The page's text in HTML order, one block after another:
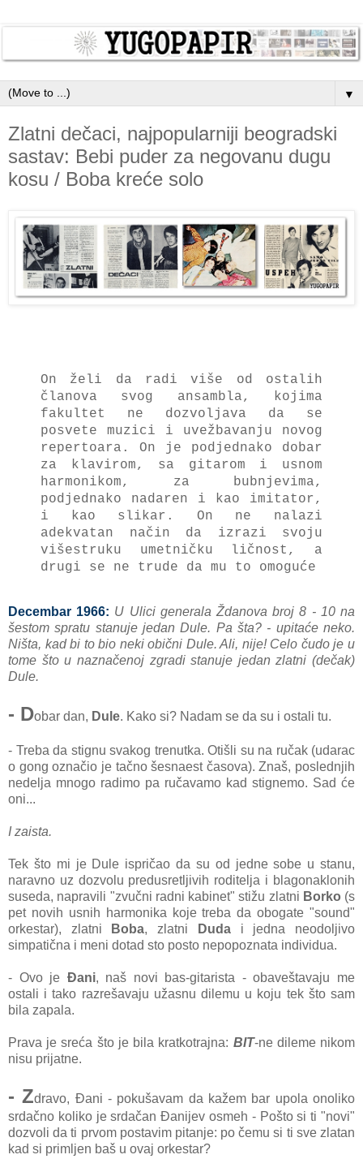
▼
Zlatni dečaci, najpopularniji beogradski
sastav: Bebi puder za negovanu dugu
kosu / Boba kreće solo
On želi da radi više od ostalih
članova svog ansambla, kojima
fakultet ne dozvoljava da se
posvete muzici i uvežbavanju novog
repertoara. On je podjednako dobar
za klavirom, sa gitarom i usnom
harmonikom, za bubnjevima,
podjednako nadaren i kao imitator,
i kao slikar. On ne nalazi
adekvatan način da izrazi svoju
višestruku umetničku ličnost, a
drugi se ne trude da mu to omoguće
Decembar 1966: U Ulici generala Ždanova broj 8 - 10 na
šestom spratu stanuje jedan Dule. Pa šta? - upitaće neko.
Ništa, kad bi to bio neki obični Dule. Ali, nije! Celo čudo je u
tome što u naznačenoj zgradi stanuje jedan zlatni (dečak)
Dule.
- Dobar dan, Dule. Kako si? Nadam se da su i ostali tu.
- Treba da stignu svakog trenutka. Otišli su na ručak (udarac
o gong označio je tačno šesnaest časova). Znaš, poslednjih
nedelja mnogo radimo pa ručavamo kad stignemo. Sad će
oni...
I zaista.
Tek što mi je Dule ispričao da su od jedne sobe u stanu,
naravno uz dozvolu predusretljivih roditelja i blagonaklonih
suseda, napravili "zvučni radni kabinet" stižu zlatni Borko (s
pet novih usnih harmonika koje treba da obogate "sound"
orkestar), zlatni
Boba, zlatni Dudai jedna neodoljivo
simpatična i meni dotad sto posto nepopoznata individua.
- Ovo je Đani, naš novi bas-gitarista - obaveštavaju me
ostali i tako razrešavaju užasnu dilemu u koju tek što sam
bila zapala.
Prava je sreća što je bila kratkotrajna: BIT-ne dileme nikom
nisu prijatne.
- Zdravo, Đani - pokušavam da kažem bar upola onoliko
srdačno koliko je srdačan Đanijev osmeh - Pošto si ti "novi"
dozvoli da ti prvom postavim pitanje: po čemu si ti sve zlatan
kad si primljen baš u ovaj orkestar?